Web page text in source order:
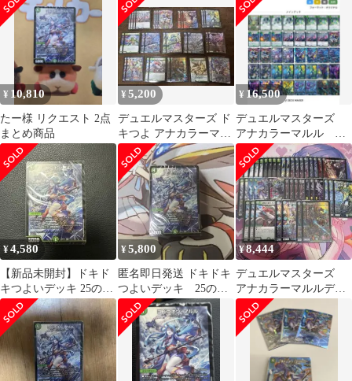
ル デッキ
よ まとめ売り
¥ 10,810
たー様 リクエスト 2点
まとめ商品
¥5,200
デュエルマスターズ ド
キつよ アナカラーマル
ル
¥ 16,500
デュエルマスターズ
アナカラーマルル 構
築済デッキ 改造パー
ツ付き
¥4,580
【新品未開封】ドキド
キつよいデッキ 25の王
道 ヨビニオンマルル
¥5,800
匿名即日発送 ドキドキ
つよいデッキ 25の王
道 ヨビニオンマルル
未開封
¥8,444
デュエルマスターズ
アナカラーマルルデッ
キ キャラクタースリ
ーブ付き